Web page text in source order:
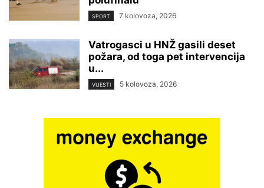
SPORT 7 kolovoza, 2026
Vatrogasci u HNŽ gasili deset
požara, od toga pet intervencija
u...
VIJESTI 5 kolovoza, 2026